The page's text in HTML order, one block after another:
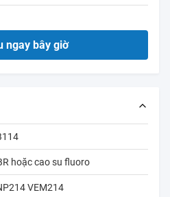
ngay bây giờ
hoặc cao su fluoro
VEM214